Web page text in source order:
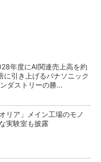
年度にAI関連売上高を約
に引き上げるパナソニック
ダストリーの勝...
リア」メイン工場のモノ
実験室も披露